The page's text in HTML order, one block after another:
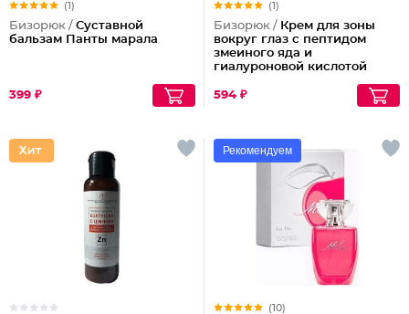
(1)
Бизорюк / Суставной
бальзам Панты марала
399 ₽
(1)
Бизорюк / Крем для зоны
вокруг глаз с пептидом
змеиного яда и
гиалуроновой кислотой
594 ₽
Рекомендуем
(10)